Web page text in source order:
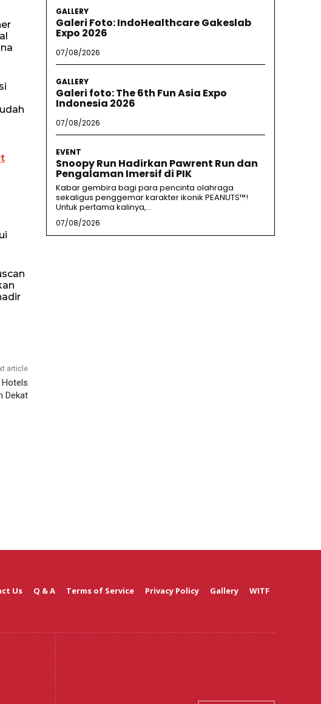
article
Dekat
GALLERY
Galeri Foto: IndoHealthcare Gakeslab
Expo 2026
07/08/2026
GALLERY
Galeri foto: The 6th Fun Asia Expo
Indonesia 2026
07/08/2026
EVENT
Snoopy Run Hadirkan Pawrent Run dan
Pengalaman Imersif di PIK
Kabar gembira bagi para pencinta olahraga
sekaligus penggemar karakter ikonik PEANUTS™!
Untuk pertama kalinya,...
07/08/2026
Us Q & A Terms of Service Privacy Policy Gallery WITF